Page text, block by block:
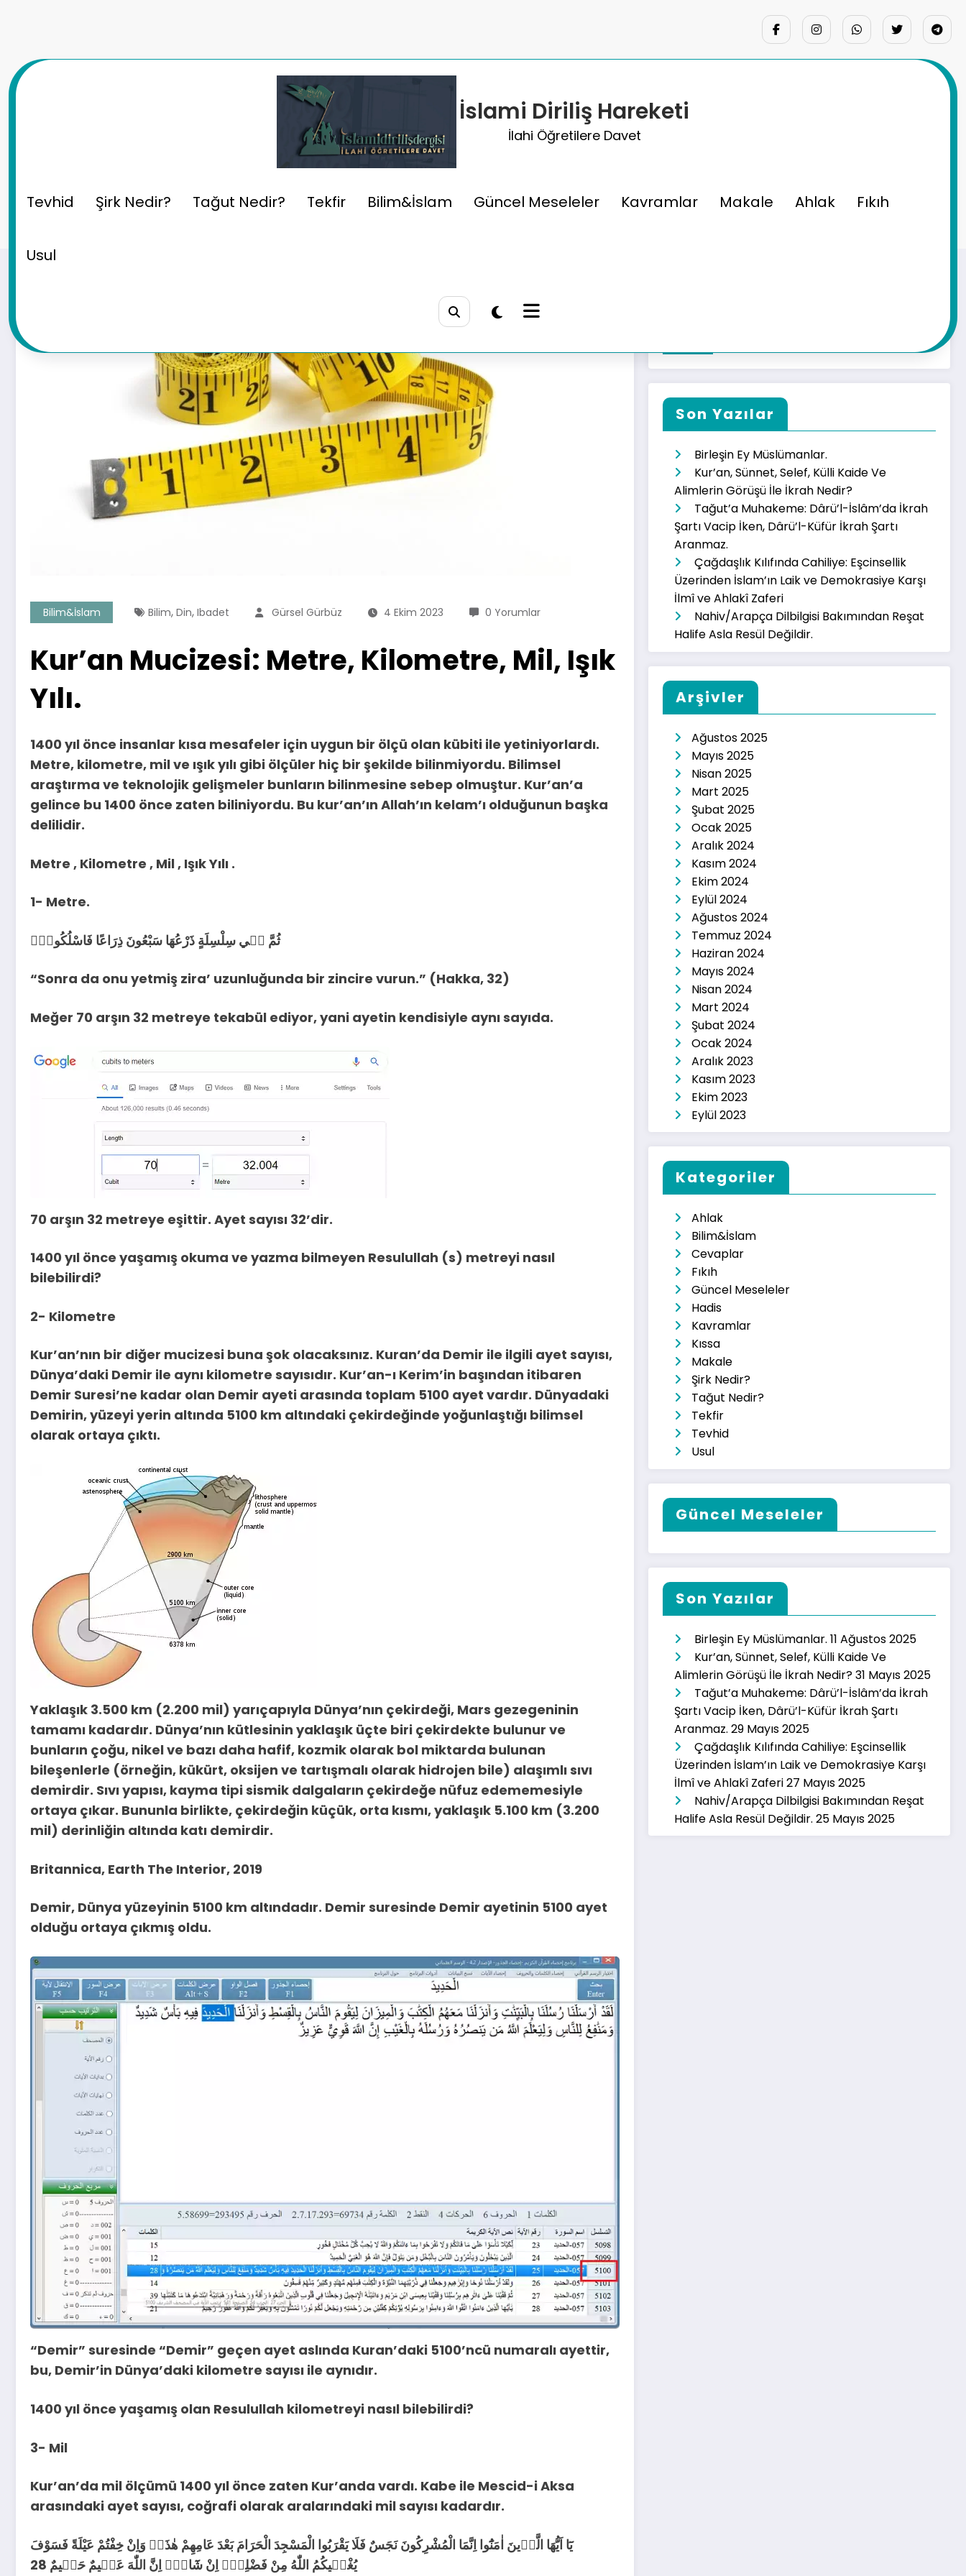
İslami Diriliş Hareketi
İlahi Öğretilere Davet
Tevhid Şirk Nedir? Tağut Nedir? Tekfir Bilim&İslam Güncel Meseleler Kavramlar Makale Ahlak Fıkıh
Usul
Kur’an Mucizesi: Metre, Kilometre, Mil, Işık Yılı.
Bilim&İslam Bilim, Din, Ibadet Gürsel Gürbüz 4 Ekim 2023 0 Yorumlar
Kur’an Mucizesi: Metre, Kilometre, Mil, Işık
Yılı.
1400 yıl önce insanlar kısa mesafeler için uygun bir ölçü olan kübiti ile yetiniyorlardı.
Metre, kilometre, mil ve ışık yılı gibi ölçüler hiç bir şekilde bilinmiyordu. Bilimsel
araştırma ve teknolojik gelişmeler bunların bilinmesine sebep olmuştur. Kur’an’a
gelince bu 1400 önce zaten biliniyordu. Bu kur’an’ın Allah’ın kelam’ı olduğunun başka
delilidir.
Metre , Kilometre , Mil , Işık Yılı .
1- Metre.
ثُمَّ ف۪ي سِلْسِلَةٍ ذَرْعُهَا سَبْعُونَ ذِرَاعًا فَاسْلُكُوهُۜ
“Sonra da onu yetmiş zira’ uzunluğunda bir zincire vurun.” (Hakka, 32)
Meğer 70 arşın 32 metreye tekabül ediyor, yani ayetin kendisiyle aynı sayıda.
70 arşın 32 metreye eşittir. Ayet sayısı 32’dir.
1400 yıl önce yaşamış okuma ve yazma bilmeyen Resulullah (s) metreyi nasıl
bilebilirdi?
2- Kilometre
Kur’an’nın bir diğer mucizesi buna şok olacaksınız. Kuran’da Demir ile ilgili ayet sayısı,
Dünya’daki Demir ile aynı kilometre sayısıdır. Kur’an-ı Kerim’in başından itibaren
Demir Suresi’ne kadar olan Demir ayeti arasında toplam 5100 ayet vardır. Dünyadaki
Demirin, yüzeyi yerin altında 5100 km altındaki çekirdeğinde yoğunlaştığı bilimsel
olarak ortaya çıktı.
Yaklaşık 3.500 km (2.200 mil) yarıçapıyla Dünya’nın çekirdeği, Mars gezegeninin
tamamı kadardır. Dünya’nın kütlesinin yaklaşık üçte biri çekirdekte bulunur ve
bunların çoğu, nikel ve bazı daha hafif, kozmik olarak bol miktarda bulunan
bileşenlerle (örneğin, kükürt, oksijen ve tartışmalı olarak hidrojen bile) alaşımlı sıvı
demirdir. Sıvı yapısı, kayma tipi sismik dalgaların çekirdeğe nüfuz edememesiyle
ortaya çıkar. Bununla birlikte, çekirdeğin küçük, orta kısmı, yaklaşık 5.100 km (3.200
mil) derinliğin altında katı demirdir.
Britannica, Earth The Interior, 2019
Demir, Dünya yüzeyinin 5100 km altındadır. Demir suresinde Demir ayetinin 5100 ayet
olduğu ortaya çıkmış oldu.
“Demir” suresinde “Demir” geçen ayet aslında Kuran’daki 5100’ncü numaralı ayettir,
bu, Demir’in Dünya’daki kilometre sayısı ile aynıdır.
1400 yıl önce yaşamış olan Resulullah kilometreyi nasıl bilebilirdi?
3- Mil
Kur’an’da mil ölçümü 1400 yıl önce zaten Kur’anda vardı. Kabe ile Mescid-i Aksa
arasındaki ayet sayısı, coğrafi olarak aralarındaki mil sayısı kadardır.
يَٓا اَيُّهَا الَّذ۪ينَ اٰمَنُٓوا اِنَّمَا الْمُشْرِكُونَ نَجَسٌ فَلَا يَقْرَبُوا الْمَسْجِدَ الْحَرَامَ بَعْدَ عَامِهِمْ هٰذَاۚ وَاِنْ خِفْتُمْ عَيْلَةً فَسَوْفَ
يُغْن۪يكُمُ اللّٰهُ مِنْ فَضْلِه۪ٓ اِنْ شَٓاءَۜ اِنَّ اللّٰهَ عَل۪يمٌ حَك۪يمٌ 28
Son Yazılar
Birleşin Ey Müslümanlar.
Kur’an, Sünnet, Selef, Külli Kaide Ve
Alimlerin Görüşü İle İkrah Nedir?
Tağut’a Muhakeme: Dârü’l-İslâm’da İkrah
Şartı Vacip İken, Dârü’l-Küfür İkrah Şartı
Aranmaz.
Çağdaşlık Kılıfında Cahiliye: Eşcinsellik
Üzerinden İslam’ın Laik ve Demokrasiye Karşı
İlmî ve Ahlakî Zaferi
Nahiv/Arapça Dilbilgisi Bakımından Reşat
Halife Asla Resül Değildir.
Arşivler
Ağustos 2025
Mayıs 2025
Nisan 2025
Mart 2025
Şubat 2025
Ocak 2025
Aralık 2024
Kasım 2024
Ekim 2024
Eylül 2024
Ağustos 2024
Temmuz 2024
Haziran 2024
Mayıs 2024
Nisan 2024
Mart 2024
Şubat 2024
Ocak 2024
Aralık 2023
Kasım 2023
Ekim 2023
Eylül 2023
Kategoriler
Ahlak
Bilim&İslam
Cevaplar
Fıkıh
Güncel Meseleler
Hadis
Kavramlar
Kıssa
Makale
Şirk Nedir?
Tağut Nedir?
Tekfir
Tevhid
Usul
Güncel Meseleler
Son Yazılar
Birleşin Ey Müslümanlar. 11 Ağustos 2025
Kur’an, Sünnet, Selef, Külli Kaide Ve
Alimlerin Görüşü İle İkrah Nedir?31 Mayıs 2025
Tağut’a Muhakeme: Dârü’l-İslâm’da İkrah
Şartı Vacip İken, Dârü’l-Küfür İkrah Şartı
Aranmaz. 29 Mayıs 2025
Çağdaşlık Kılıfında Cahiliye: Eşcinsellik
Üzerinden İslam’ın Laik ve Demokrasiye Karşı
İlmî ve Ahlakî Zaferi27 Mayıs 2025
Nahiv/Arapça Dilbilgisi Bakımından Reşat
Halife Asla Resül Değildir. 25 Mayıs 2025